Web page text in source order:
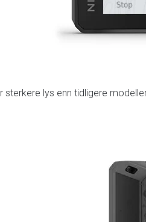
sterkere lys enn tidligere